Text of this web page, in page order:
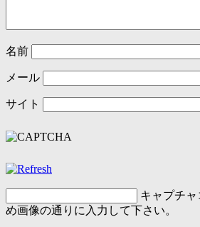
名前
メール
サイト
キャプチャ
め画像の通りに入力して下さい。